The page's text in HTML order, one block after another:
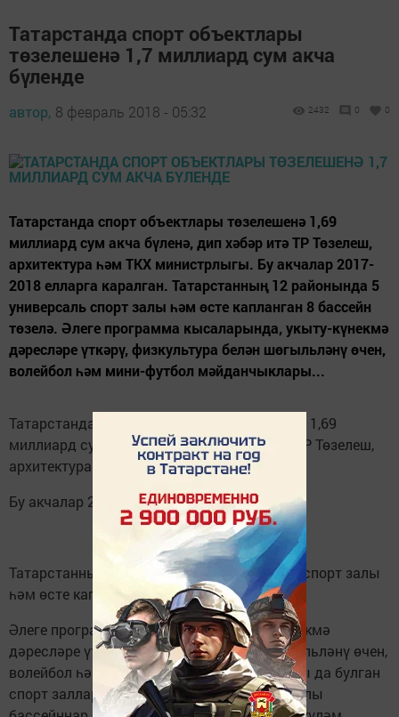
Татарстанда спорт объектлары
төзелешенә 1,7 миллиард сум акча
бүленде
автор, 8 февраль 2018 - 05:32 2432 0 0
Татарстанда спорт объектлары төзелешенә 1,69
миллиард сум акча бүленә, дип хәбәр итә ТР Төзелеш,
архитектура һәм ТКХ министрлыгы. Бу акчалар 2017-
2018 елларга каралган. Татарстанның 12 районында 5
универсаль спорт залы һәм өсте капланган 8 бассейн
төзелә. Әлеге программа кысаларында, укыту-күнекмә
дәресләре үткәрү, физкультура белән шөгыльләнү өчен,
волейбол һәм мини-футбол мәйданчыклары...
Татарстанда спорт объектлары төзелешенә 1,69
миллиард сум акча бүленә, дип хәбәр итә ТР Төзелеш,
архитектура һәм ТКХ министрлыгы.
Бу акчалар 2017-2018 елларга каралган.
Татарстанның 12 районында 5 универсаль спорт залы
һәм өсте капланган 8 бассейн төзелә.
Әлеге программа кысаларында, укыту-күнекмә
дәресләре үткәрү, физкультура белән шөгыльләнү өчен,
волейбол һәм мини-футбол мәйданчыклары да булган
спорт заллары сафка бастырыла. Өсте ябулы